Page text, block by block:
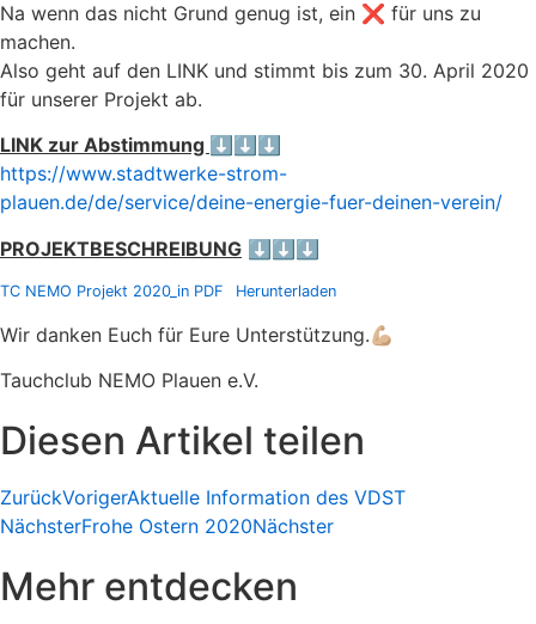
Na wenn das nicht Grund genug ist, ein ❌ für uns zu
machen.
Also geht auf den LINK und stimmt bis zum 30. April 2020
für unserer Projekt ab.
LINK zur Abstimmung ⬇️ ⬇️⬇️
https://www.stadtwerke-strom-
plauen.de/de/service/deine-energie-fuer-deinen-verein/
PROJEKTBESCHREIBUNG ⬇️⬇️⬇️
TC NEMO Projekt 2020_in PDF Herunterladen
Wir danken Euch für Eure Unterstützung.💪🏼
Tauchclub NEMO Plauen e.V.
Diesen Artikel teilen
ZurückVorigerAktuelle Information des VDST
NächsterFrohe Ostern 2020Nächster
Mehr entdecken